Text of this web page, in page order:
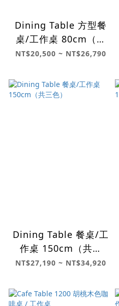
Dining Table 方型餐
桌/工作桌 80cm（共
三色）
NT$20,500 ~ NT$26,790
Dining Table 餐桌/工
作桌 150cm（共三
色）
NT$27,190 ~ NT$34,920